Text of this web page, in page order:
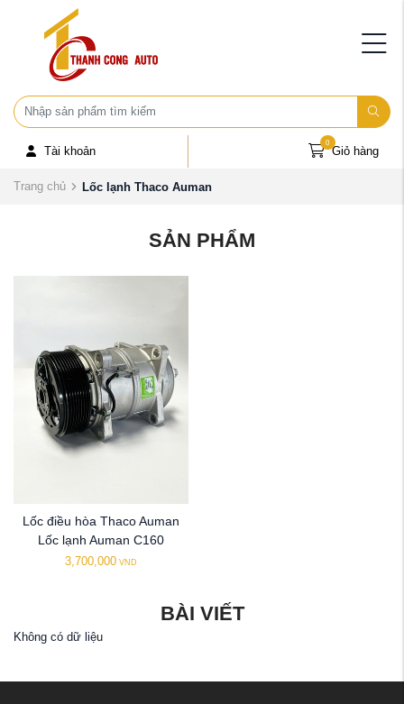
Tài khoản Giỏ hàng
0
Trang chủ Lốc lạnh Thaco Auman
SẢN PHẨM
Lốc điều hòa Thaco Auman
Lốc lạnh Auman C160
3,700,000 VND
BÀI VIẾT
Không có dữ liệu